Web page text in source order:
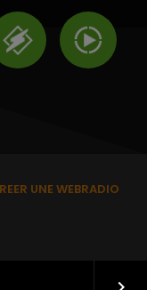
UNE WEBRADIO